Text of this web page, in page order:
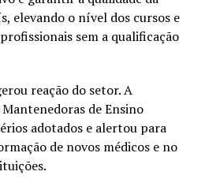
elevando o nível dos cursos e
sem a qualificação
reação do setor. A
de Ensino
adotados e alertou para
de novos médicos e no